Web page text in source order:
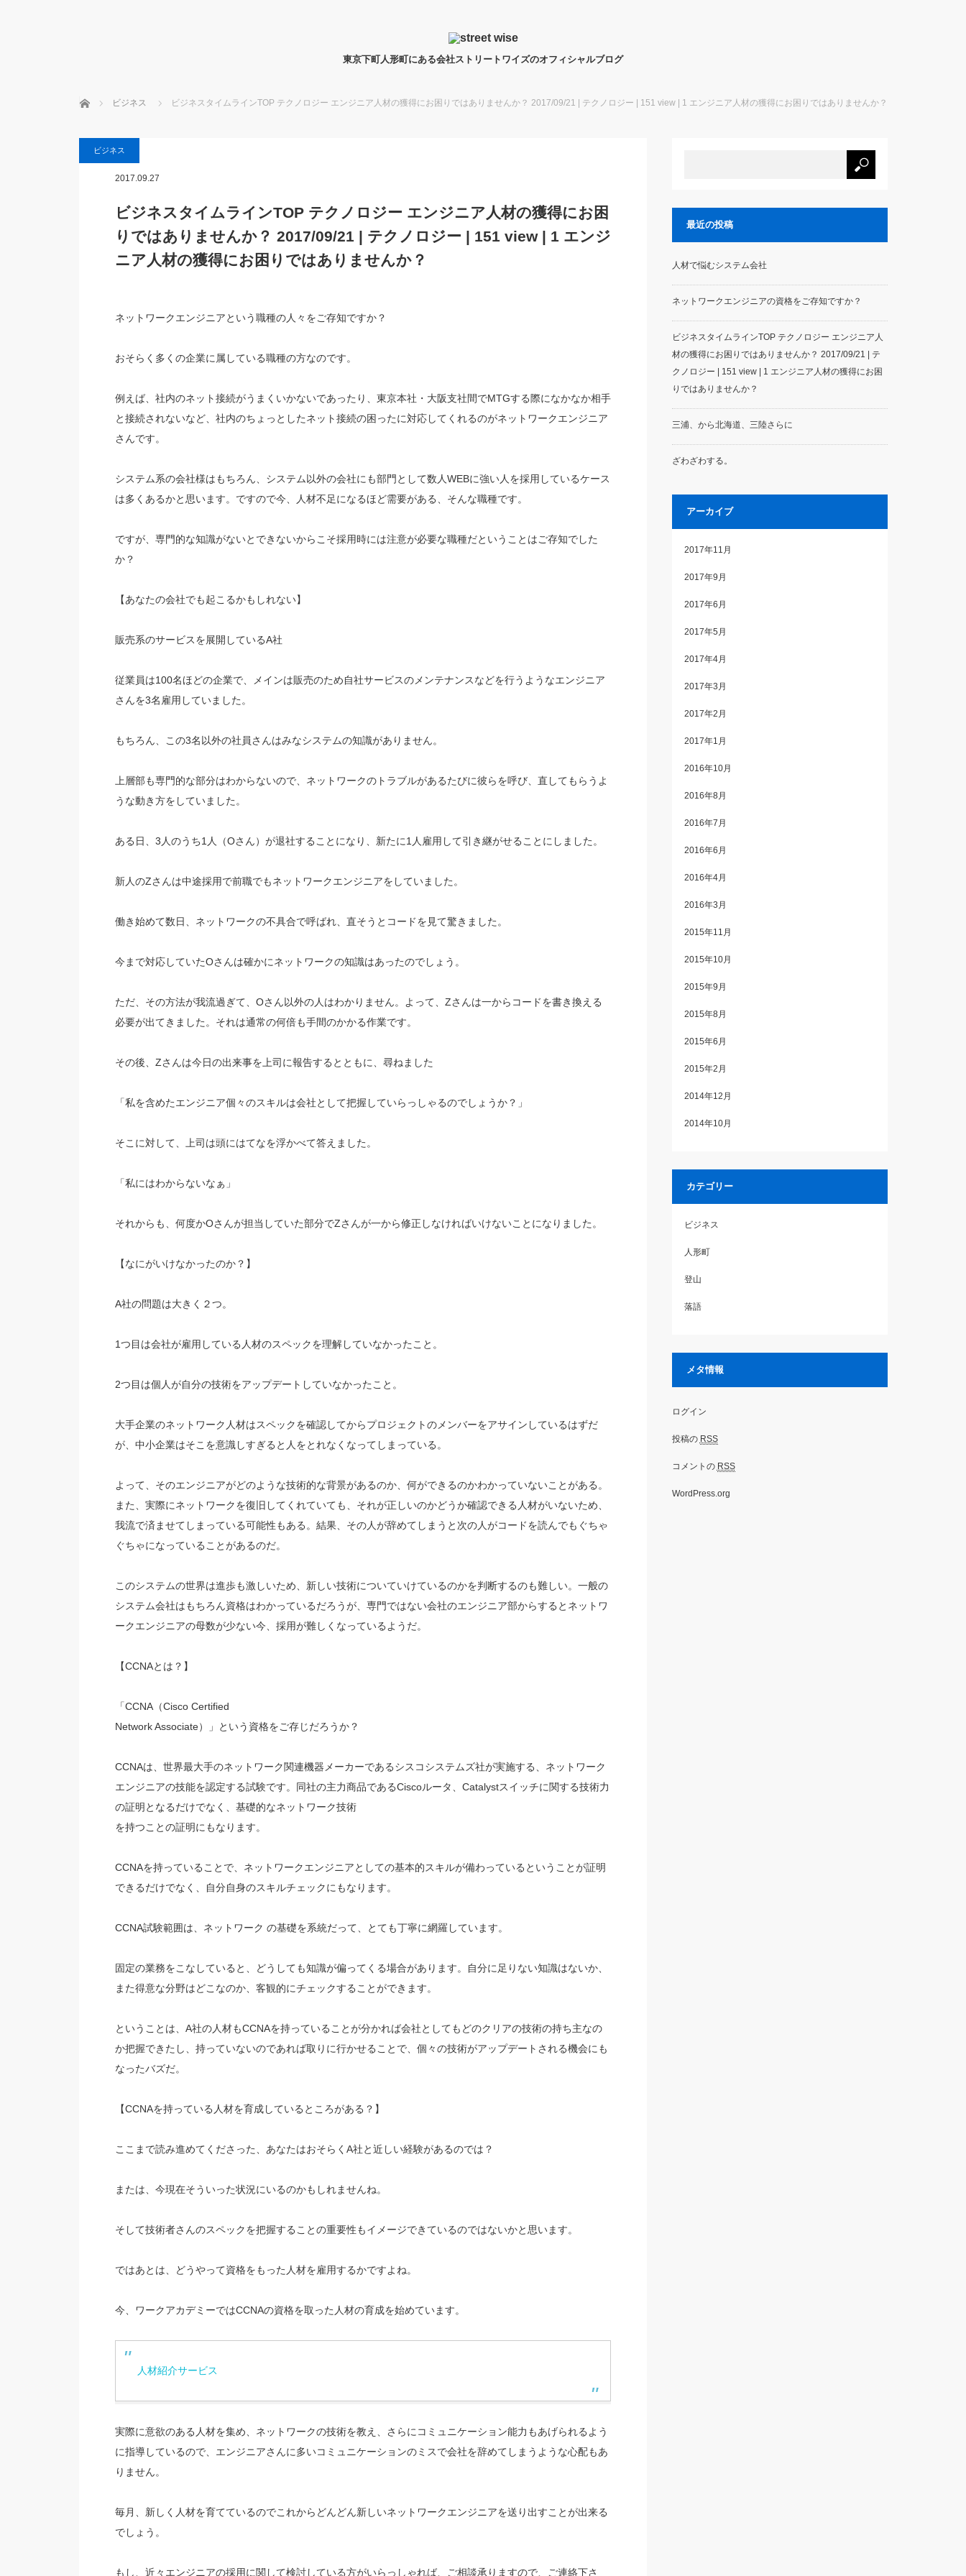
東京下町人形町にある会社ストリートワイズのオフィシャルブログ
ホーム ビジネス ビジネスタイムラインTOP テクノロジー エンジニア人材の獲得にお困りではありませんか？ 2017/09/21 | テクノロジー | 151 view | 1 エンジニア人材の獲得にお困りではありませんか？
ビジネス
2017.09.27
ビジネスタイムラインTOP テクノロジー エンジニア人材の獲得にお困
りではありませんか？ 2017/09/21 | テクノロジー | 151 view | 1 エンジ
ニア人材の獲得にお困りではありませんか？
ネットワークエンジニアという職種の人々をご存知ですか？
おそらく多くの企業に属している職種の方なのです。
例えば、社内のネット接続がうまくいかないであったり、東京本社・大阪支社間でMTGする際になかなか相手
と接続されないなど、社内のちょっとしたネット接続の困ったに対応してくれるのがネットワークエンジニア
さんです。
システム系の会社様はもちろん、システム以外の会社にも部門として数人WEBに強い人を採用しているケース
は多くあるかと思います。ですので今、人材不足になるほど需要がある、そんな職種です。
ですが、専門的な知識がないとできないからこそ採用時には注意が必要な職種だということはご存知でした
か？
【あなたの会社でも起こるかもしれない】
販売系のサービスを展開しているA社
従業員は100名ほどの企業で、メインは販売のため自社サービスのメンテナンスなどを行うようなエンジニア
さんを3名雇用していました。
もちろん、この3名以外の社員さんはみなシステムの知識がありません。
上層部も専門的な部分はわからないので、ネットワークのトラブルがあるたびに彼らを呼び、直してもらうよ
うな動き方をしていました。
ある日、3人のうち1人（Oさん）が退社することになり、新たに1人雇用して引き継がせることにしました。
新人のZさんは中途採用で前職でもネットワークエンジニアをしていました。
働き始めて数日、ネットワークの不具合で呼ばれ、直そうとコードを見て驚きました。
今まで対応していたOさんは確かにネットワークの知識はあったのでしょう。
ただ、その方法が我流過ぎて、Oさん以外の人はわかりません。よって、Zさんは一からコードを書き換える
必要が出てきました。それは通常の何倍も手間のかかる作業です。
その後、Zさんは今日の出来事を上司に報告するとともに、尋ねました
「私を含めたエンジニア個々のスキルは会社として把握していらっしゃるのでしょうか？」
そこに対して、上司は頭にはてなを浮かべて答えました。
「私にはわからないなぁ」
それからも、何度かOさんが担当していた部分でZさんが一から修正しなければいけないことになりました。
【なにがいけなかったのか？】
A社の問題は大きく２つ。
1つ目は会社が雇用している人材のスペックを理解していなかったこと。
2つ目は個人が自分の技術をアップデートしていなかったこと。
大手企業のネットワーク人材はスペックを確認してからプロジェクトのメンバーをアサインしているはずだ
が、中小企業はそこを意識しすぎると人をとれなくなってしまっている。
よって、そのエンジニアがどのような技術的な背景があるのか、何ができるのかわかっていないことがある。
また、実際にネットワークを復旧してくれていても、それが正しいのかどうか確認できる人材がいないため、
我流で済ませてしまっている可能性もある。結果、その人が辞めてしまうと次の人がコードを読んでもぐちゃ
ぐちゃになっていることがあるのだ。
このシステムの世界は進歩も激しいため、新しい技術についていけているのかを判断するのも難しい。一般の
システム会社はもちろん資格はわかっているだろうが、専門ではない会社のエンジニア部からするとネットワ
ークエンジニアの母数が少ない今、採用が難しくなっているようだ。
【CCNAとは？】
「CCNA（Cisco Certified
Network Associate）」という資格をご存じだろうか？
CCNAは、世界最大手のネットワーク関連機器メーカーであるシスコシステムズ社が実施する、ネットワーク
エンジニアの技能を認定する試験です。同社の主力商品であるCiscoルータ、Catalystスイッチに関する技術力
の証明となるだけでなく、基礎的なネットワーク技術
を持つことの証明にもなります。
CCNAを持っていることで、ネットワークエンジニアとしての基本的スキルが備わっているということが証明
できるだけでなく、自分自身のスキルチェックにもなります。
CCNA試験範囲は、ネットワーク の基礎を系統だって、とても丁寧に網羅しています。
固定の業務をこなしていると、どうしても知識が偏ってくる場合があります。自分に足りない知識はないか、
また得意な分野はどこなのか、客観的にチェックすることができます。
ということは、A社の人材もCCNAを持っていることが分かれば会社としてもどのクリアの技術の持ち主なの
か把握できたし、持っていないのであれば取りに行かせることで、個々の技術がアップデートされる機会にも
なったバズだ。
【CCNAを持っている人材を育成しているところがある？】
ここまで読み進めてくださった、あなたはおそらくA社と近しい経験があるのでは？
または、今現在そういった状況にいるのかもしれませんね。
そして技術者さんのスペックを把握することの重要性もイメージできているのではないかと思います。
ではあとは、どうやって資格をもった人材を雇用するかですよね。
今、ワークアカデミーではCCNAの資格を取った人材の育成を始めています。
人材紹介サービス
実際に意欲のある人材を集め、ネットワークの技術を教え、さらにコミュニケーション能力もあげられるよう
に指導しているので、エンジニアさんに多いコミュニケーションのミスで会社を辞めてしまうような心配もあ
りません。
毎月、新しく人材を育てているのでこれからどんどん新しいネットワークエンジニアを送り出すことが出来る
でしょう。
もし、近々エンジニアの採用に関して検討している方がいらっしゃれば、ご相談承りますので、ご連絡下さ
最近の投稿
人材で悩むシステム会社
ネットワークエンジニアの資格をご存知ですか？
ビジネスタイムラインTOP テクノロジー エンジニア人
材の獲得にお困りではありませんか？ 2017/09/21 | テ
クノロジー | 151 view | 1 エンジニア人材の獲得にお困
りではありませんか？
三浦、から北海道、三陸さらに
ざわざわする。
アーカイブ
2017年11月
2017年9月
2017年6月
2017年5月
2017年4月
2017年3月
2017年2月
2017年1月
2016年10月
2016年8月
2016年7月
2016年6月
2016年4月
2016年3月
2015年11月
2015年10月
2015年9月
2015年8月
2015年6月
2015年2月
2014年12月
2014年10月
カテゴリー
ビジネス
人形町
登山
落語
メタ情報
ログイン
投稿の RSS
コメントの RSS
WordPress.org